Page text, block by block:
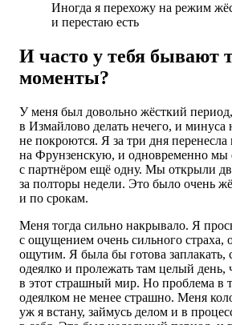
Иногда я перехожу на режим
и перестаю есть
И часто у тебя бывают
моменты?
У меня был довольно жёсткий период,
в Измайлово делать нечего, и минуса
не покроются. Я за три дня
на Фрунзенскую, и одновременно мы
с партнёром ещё одну. Мы открыли
за полторы недели. Это было очень
и по срокам.
Меня тогда сильно накрывало. Я
с ощущением очень сильного страха,
ощутим. Я была бы готова заплакать,
одеялко и пролежать там целый день,
в этот страшный мир. Но проблема в
одеялком не менее страшно. Меня
уж я встану, займусь делом и в